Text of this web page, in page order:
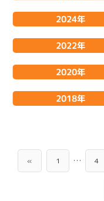
2024年
2022年
2020年
2018年
« 1 … 4